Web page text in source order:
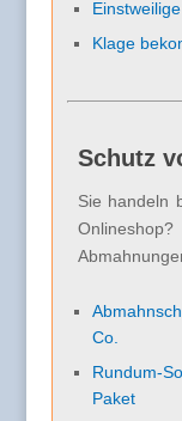
Klage
Schutz
Sie handeln
Co.
Rundum-
Paket